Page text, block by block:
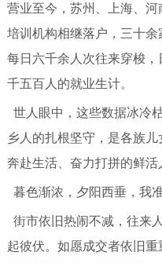
营业至今，苏州、上海、河
培训机构相继落户，三十余
每日六千余人次往来穿梭
千五百人的就业生计。
世人眼中，这些数据冰冷
乡人的扎根坚守，是各族
奔赴生活、奋力打拼的鲜活
暮色渐浓，夕阳西垂，我
街市依旧热闹不减，往来
起彼伏。如愿成交者依旧